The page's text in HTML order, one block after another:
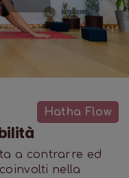
Hatha Flow
a contrarre ed
nella